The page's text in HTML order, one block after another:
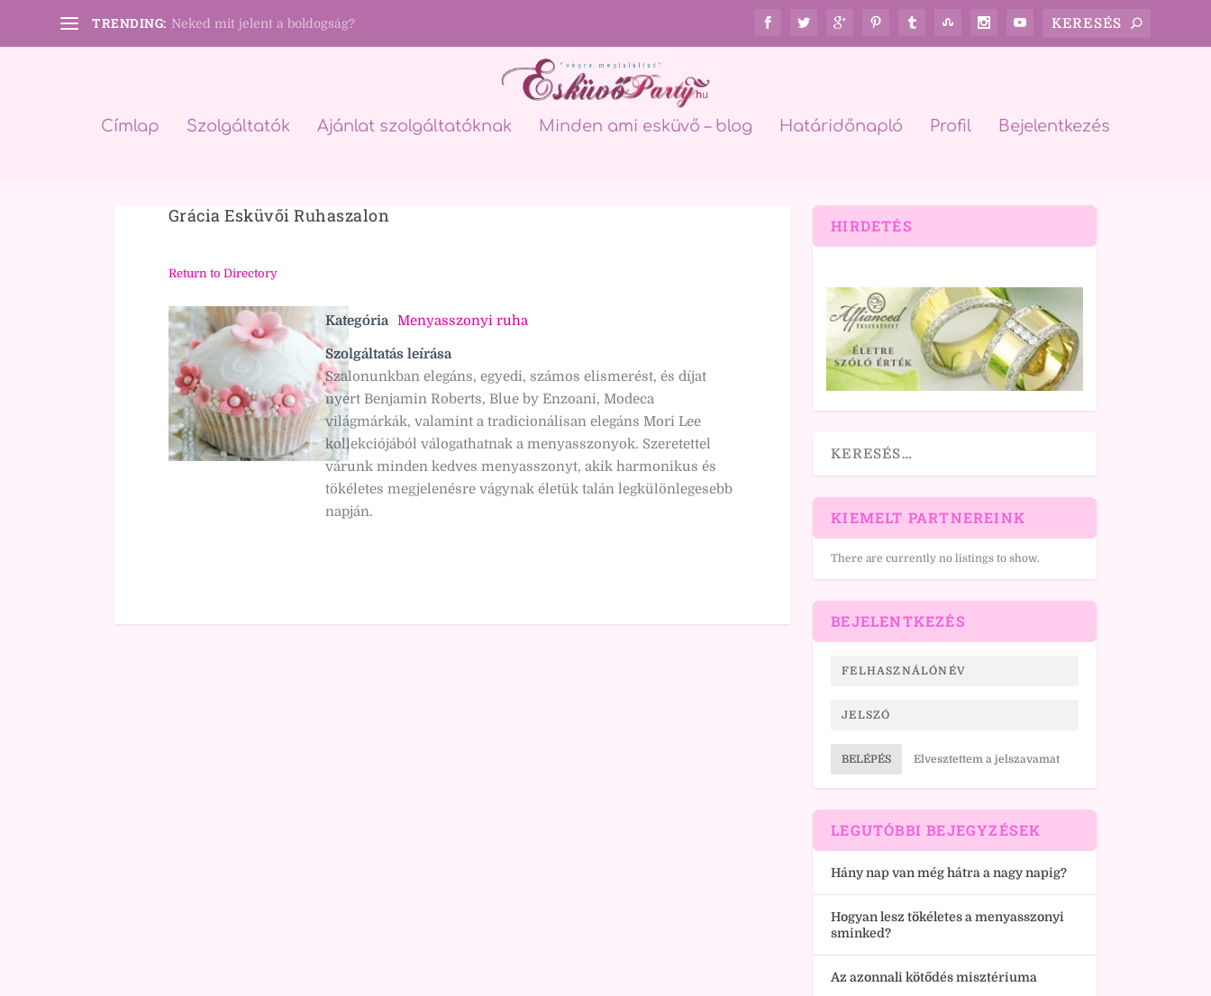
TRENDING: Neked mit jelent a boldogság?
Címlap Szolgáltatók Ajánlat szolgáltatóknak Minden ami esküvő – blog Határidőnapló Profil Bejelentkezés
Grácia Esküvői Ruhaszalon
Return to Directory
Kategória Menyasszonyi ruha
Szolgáltatás leírása
Szalonunkban elegáns, egyedi, számos elismerést, és díjat
nyert Benjamin Roberts, Blue by Enzoani, Modeca
világmárkák, valamint a tradicionálisan elegáns Mori Lee
kollekciójából válogathatnak a menyasszonyok. Szeretettel
várunk minden kedves menyasszonyt, akik harmonikus és
tökéletes megjelenésre vágynak életük talán legkülönlegesebb
napján.
HIRDETÉS
KIEMELT PARTNEREINK
There are currently no listings to show.
BEJELENTKEZÉS
BELÉPÉS Elvesztettem a jelszavamat
LEGUTÓBBI BEJEGYZÉSEK
Hány nap van még hátra a nagy napig?
Hogyan lesz tökéletes a menyasszonyi
sminked?
Az azonnali kötődés misztériuma